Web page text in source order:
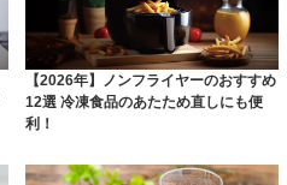
【2026年】ノンフライヤーのおすすめ
12選 冷凍食品のあたため直しにも便
利！